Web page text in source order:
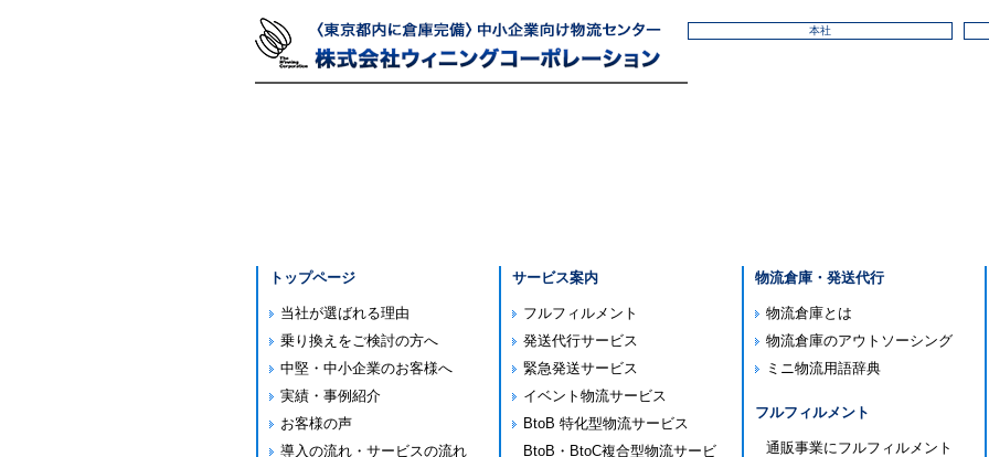
本社
トップページ
当社が選ばれる理由
乗り換えをご検討の方へ
中堅・中小企業のお客様へ
実績・事例紹介
お客様の声
導入の流れ・サービスの流れ
サービス案内
フルフィルメント
発送代行サービス
緊急発送サービス
イベント物流サービス
BtoB 特化型物流サービス
BtoB・BtoC複合型物流サービ
物流倉庫・発送代行
物流倉庫とは
物流倉庫のアウトソーシング
ミニ物流用語辞典
フルフィルメント
通販事業にフルフィルメント